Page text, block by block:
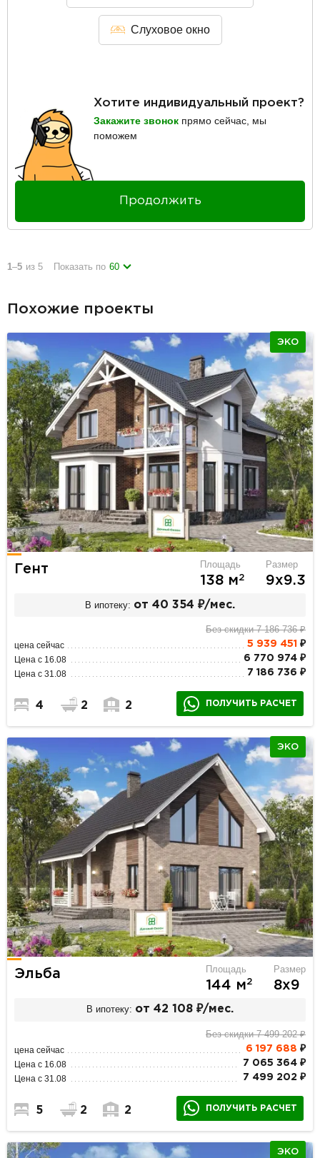
Слуховое окно
Хотите индивидуальный проект?
Закажите звонок прямо сейчас, мы
поможем
Продолжить
1–5 из 5 Показать по 60
Похожие проекты
ЭКО
Гент Площадь
138 м2
Размер
9х9.3
В ипотеку: от 40 354 ₽/мес.
Без скидки 7 186 736 ₽
цена сейчас 5 939 451 ₽
Цена с 16.08 6 770 974 ₽
Цена с 31.08 7 186 736 ₽
4 2 2 ПОЛУЧИТЬ РАСЧЕТ
ЭКО
Эльба Площадь
144 м2
Размер
8х9
В ипотеку: от 42 108 ₽/мес.
Без скидки 7 499 202 ₽
цена сейчас 6 197 688 ₽
Цена с 16.08 7 065 364 ₽
Цена с 31.08 7 499 202 ₽
5 2 2 ПОЛУЧИТЬ РАСЧЕТ
ЭКО